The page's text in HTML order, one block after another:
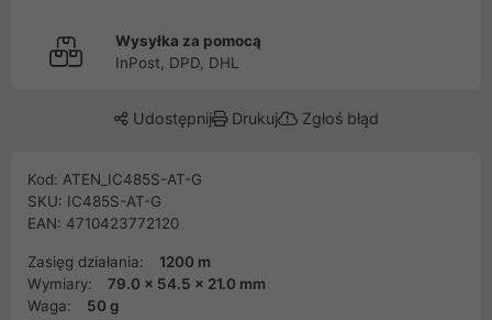
Wysyłka za pomocą
InPost, DPD, DHL
Udostępnij Drukuj Zgłoś błąd
Kod: ATEN_IC485S-AT-G
SKU: IC485S-AT-G
EAN: 4710423772120
Zasięg działania:
1200 m
Wymiary:
79.0 x 54.5 x 21.0 mm
Waga:
50 g